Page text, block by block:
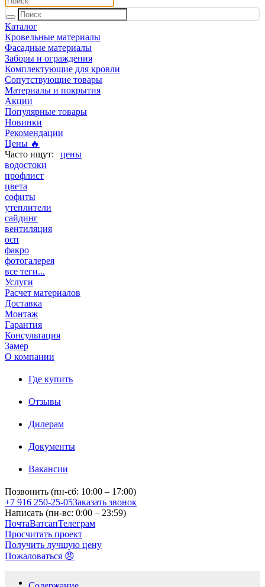
Каталог
Кровельные материалы
Фасадные материалы
Заборы и ограждения
Комплектующие для кровли
Сопутствующие товары
Материалы и покрытия
Акции
Популярные товары
Новинки
Рекомендации
Цены 🔥
цены
водостоки
профлист
цвета
софиты
утеплители
сайдинг
вентиляция
осп
факро
фотогалерея
все теги...
Услуги
Расчет материалов
Доставка
Монтаж
Гарантия
Консультация
Замер
О компании
Где купить
Отзывы
Дилерам
Документы
Вакансии
Позвонить (пн-сб: 10:00 – 17:00)
+7 916 250-25-05Заказать звонок
Написать (пн-вс: 0:00 – 23:59)
ПочтаВатсапТелеграм
Просчитать проект
Получить лучшую цену
Пожаловаться 😠